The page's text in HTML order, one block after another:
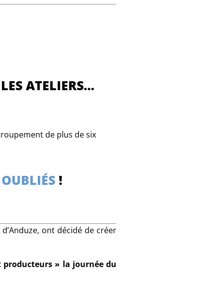
ATELIERS…
de plus de six
!
ont décidé de créer
producteurs » la journée du